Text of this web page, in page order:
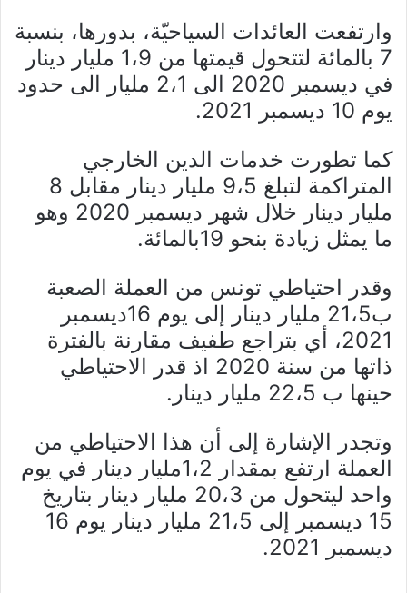
وارتفعت العائدات السياحيّة، بدورها، بنسبة
7 بالمائة لتتحول قيمتها من 1،9 مليار دينار
في ديسمبر 2020 الى 2،1 مليار الى حدود
يوم 10 ديسمبر 2021.
كما تطورت خدمات الدين الخارجي
المتراكمة لتبلغ 9،5 مليار دينار مقابل 8
مليار دينار خلال شهر ديسمبر 2020 وهو
ما يمثل زيادة بنحو 19بالمائة.
وقدر احتياطي تونس من العملة الصعبة
ب21،5 مليار دينار إلى يوم 16ديسمبر
2021، أي بتراجع طفيف مقارنة بالفترة
ذاتها من سنة 2020 اذ قدر الاحتياطي
حينها ب 22،5 مليار دينار.
وتجدر الإشارة إلى أن هذا الاحتياطي من
العملة ارتفع بمقدار 1،2مليار دينار في يوم
واحد ليتحول من 20،3 مليار دينار بتاريخ
15 ديسمبر إلى 21،5 مليار دينار يوم 16
ديسمبر 2021.